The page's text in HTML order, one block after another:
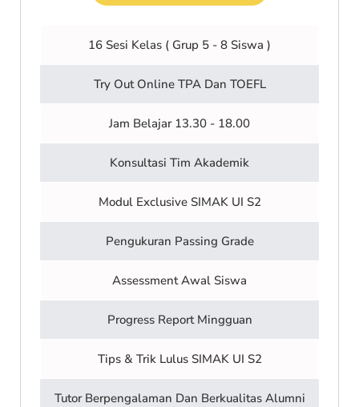
16 Sesi Kelas ( Grup 5 - 8 Siswa )
Try Out Online TPA Dan TOEFL
Jam Belajar 13.30 - 18.00
Konsultasi Tim Akademik
Modul Exclusive SIMAK UI S2
Pengukuran Passing Grade
Assessment Awal Siswa
Progress Report Mingguan
Tips & Trik Lulus SIMAK UI S2
Tutor Berpengalaman Dan Berkualitas Alumni